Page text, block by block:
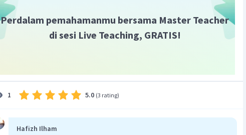
Perdalam pemahamanmu bersama Master Teacher
di sesi Live Teaching, GRATIS!
1 5.0 (3 rating)
Hafizh Ilham